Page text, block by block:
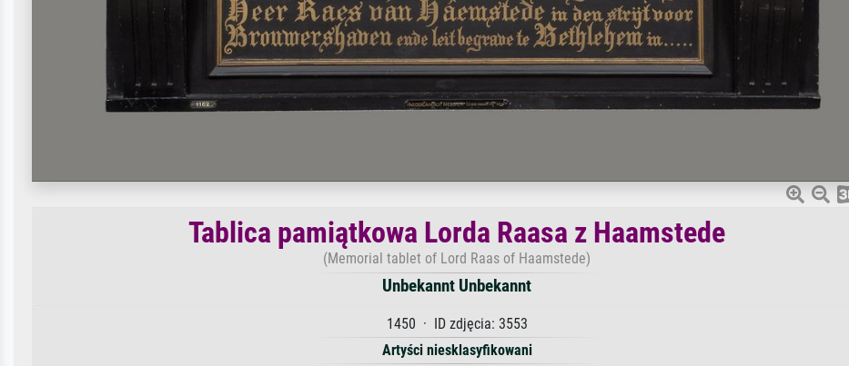
Tablica pamiątkowa Lorda Raasa z Haamstede
(Memorial tablet of Lord Raas of Haamstede)
Unbekannt Unbekannt
1450 · ID zdjęcia: 3553
Artyści niesklasyfikowani